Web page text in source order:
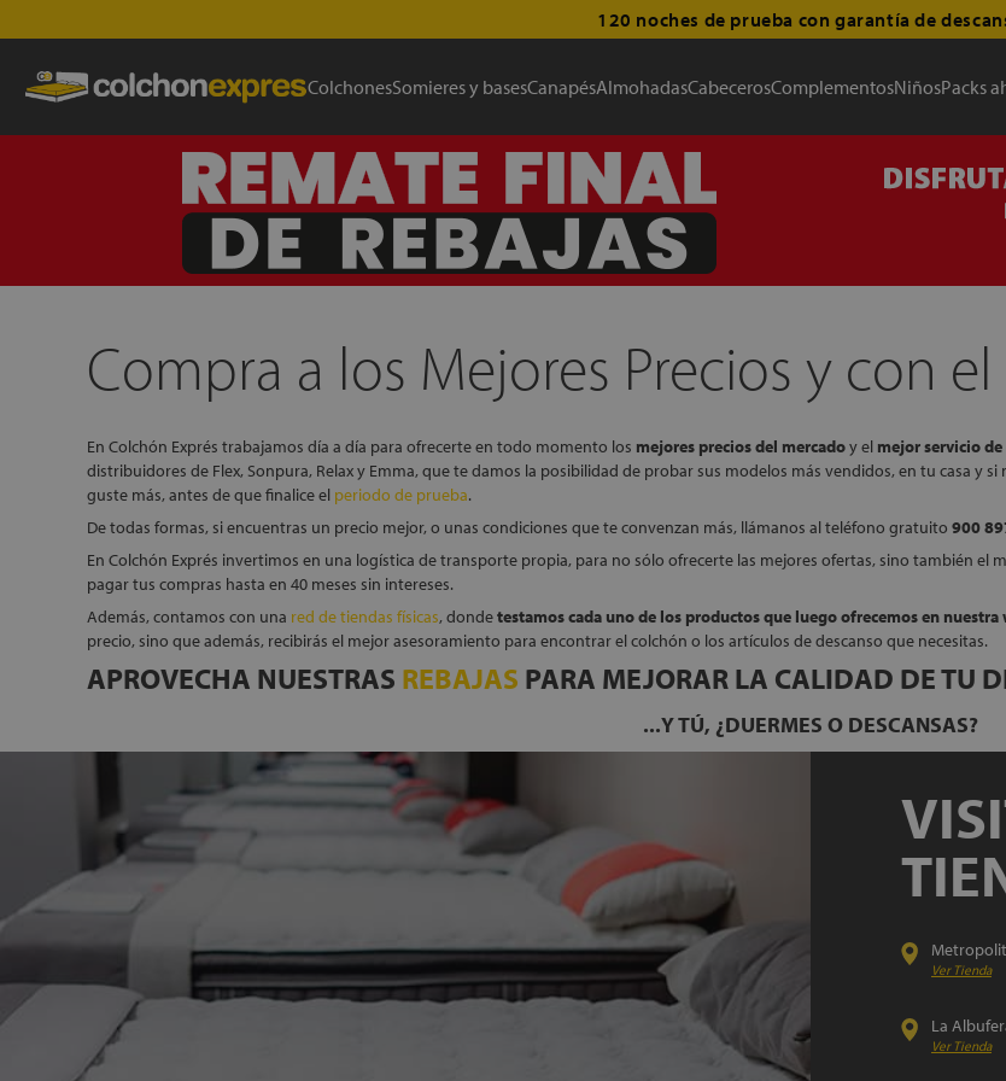
120 noches de prueba con garantía de
ColchonesSomieres y basesCanapésAlmohadasCabecerosComplementosNiñosPacks
Compra a los Mejores Precios y con
En Colchón Exprés trabajamos día a día para ofrecerte en todo momento los mejores precios del mercadoy el mejor servicio
distribuidores de Flex, Sonpura, Relax y Emma, que te damos la posibilidad de probar sus modelos más vendidos, en tu casa y
guste más, antes de que finalice el periodo de prueba.
De todas formas, si encuentras un precio mejor, o unas condiciones que te convenzan más, llámanos al teléfono gratuito 900
En Colchón Exprés invertimos en una logística de transporte propia, para no sólo ofrecerte las mejores ofertas, sino también el
pagar tus compras hasta en 40 meses sin intereses.
Además, contamos con una red de tiendas físicas, dondetestamos cada uno de los productos que luego ofrecemos en nuestra
precio, sino que además, recibirás el mejor asesoramiento para encontrar el colchón o los artículos de descanso que necesitas.
APROVECHA NUESTRAS REBAJAS PARA MEJORAR LA CALIDAD DE TU
...Y TÚ, ¿DUERMES O DESCANSAS?
Ver Tienda
La
Ver Tienda